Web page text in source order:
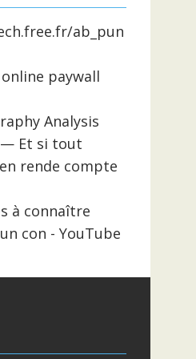
ab_pun
paywall
Analysis
— Et si tout
rende compte
à connaître
con - YouTube